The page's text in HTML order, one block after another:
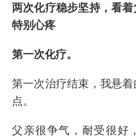
两次化疗稳步坚持，看
特别心疼
第一次化疗。
第一次治疗结束，我悬
点。
父亲很争气，耐受很好